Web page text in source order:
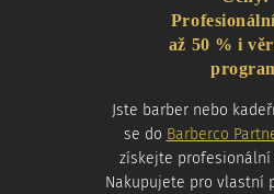
až 50 % i
Jste barber nebo
se do Barberco
získejte profesionální
Nakupujete pro vlastní